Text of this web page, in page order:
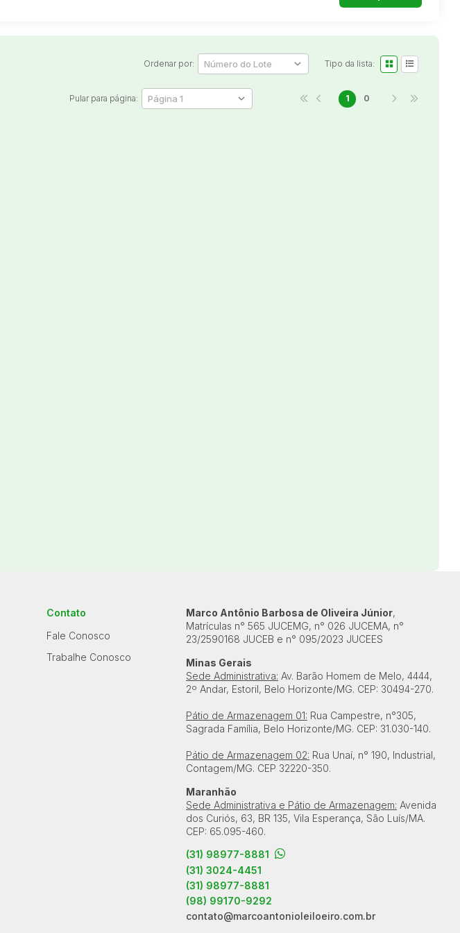
Ordenar por: Tipo da lista:
Pular para página: 1 0
Contato
Fale Conosco
Trabalhe Conosco
Marco Antônio Barbosa de Oliveira Júnior,
Matrículas n° 565 JUCEMG, n° 026 JUCEMA, n°
23/2590168 JUCEB e n° 095/2023 JUCEES
Minas Gerais
Sede Administrativa: Av. Barão Homem de Melo, 4444,
2º Andar, Estoril, Belo Horizonte/MG. CEP: 30494-270.
Pátio de Armazenagem 01: Rua Campestre, n°305,
Sagrada Família, Belo Horizonte/MG. CEP: 31.030-140.
Pátio de Armazenagem 02: Rua Unaí, n° 190, Industrial,
Contagem/MG. CEP 32220-350.
Maranhão
Sede Administrativa e Pátio de Armazenagem: Avenida
dos Curiós, 63, BR 135, Vila Esperança, São Luís/MA.
CEP: 65.095-460.
(31) 98977-8881
(31) 3024-4451
(31) 98977-8881
(98) 99170-9292
contato@marcoantonioleiloeiro.com.br